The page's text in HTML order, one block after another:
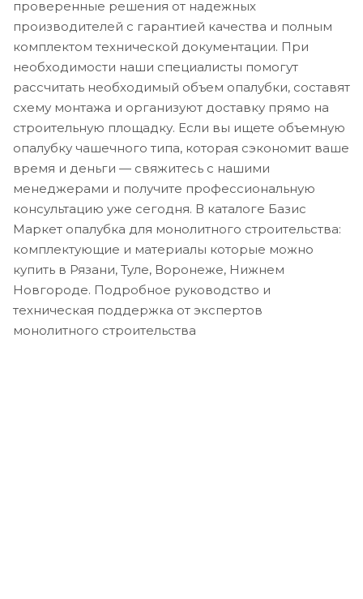
проверенные решения от надежных
производителей с гарантией качества и полным
комплектом технической документации. При
необходимости наши специалисты помогут
рассчитать необходимый объем опалубки, составят
схему монтажа и организуют доставку прямо на
строительную площадку. Если вы ищете объемную
опалубку чашечного типа, которая сэкономит ваше
время и деньги — свяжитесь с нашими
менеджерами и получите профессиональную
консультацию уже сегодня. В каталоге Базис
Маркет опалубка для монолитного строительства:
комплектующие и материалы которые можно
купить в Рязани, Туле, Воронеже, Нижнем
Новгороде. Подробное руководство и
техническая поддержка от экспертов
монолитного строительства